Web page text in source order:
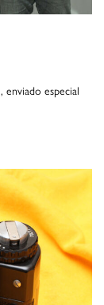
enviado especial